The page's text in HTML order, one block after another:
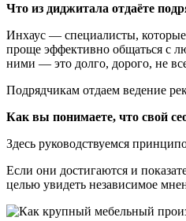
Что из диджитала отдаёте
Инхаус — специалисты,
проще эффективно общаться с
ними — это долго, дорого, не
Подрядчикам отдаем ведение
Как вы понимаете, что свой
Здесь руководствуемся
Если они достигаются и
целью увидеть независимое